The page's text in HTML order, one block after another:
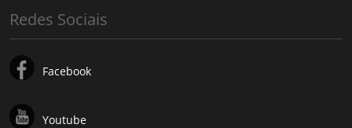
Redes Sociais
Facebook
Youtube